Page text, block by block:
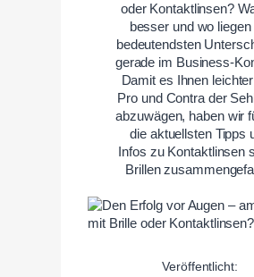
oder Kontaktlinsen?
besser und wo liegen
bedeutendsten
gerade im Business-
Damit es Ihnen
Pro und Contra der
abzuwägen, haben wir
die aktuellsten Tipps
Infos zu Kontaktlinsen
Brillen
Veröffentlicht: